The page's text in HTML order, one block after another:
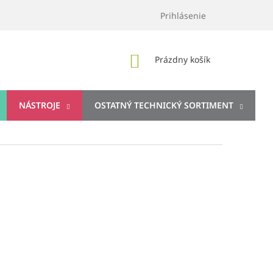
Prihlásenie
NÁKUPNÝ
Prázdny košík
NÁSTROJE OSTATNÝ TECHNICKÝ SORTIMENT